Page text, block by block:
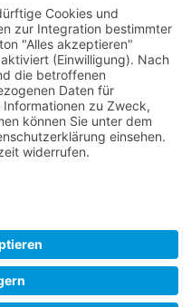
by Webjoker.eu
und alle Bundesländer wie
,Saarland,Rheinland-Pfalz ,
Hamburg Schleswig-Holstein
,
Sachsen Sachsen-Anhalt
,
Sie bei uns auch in
Teeversand von Teecultur.
© 2009-2026 by modified